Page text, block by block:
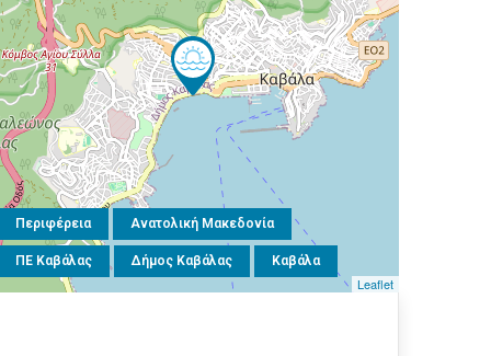
Περιφέρεια Ανατολική Μακεδονία
ΠΕ Καβάλας Δήμος Καβάλας Καβάλα
Leaflet